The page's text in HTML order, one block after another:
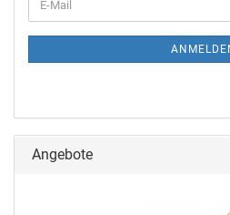
Angebote